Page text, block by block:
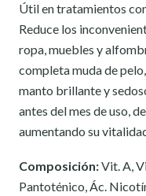
Útil en tratamientos
Reduce los
ropa, muebles y
completa muda de
manto brillante y
antes del mes de uso,
aumentando su
Composición:Vit. A,
Pantoténico, Ác.